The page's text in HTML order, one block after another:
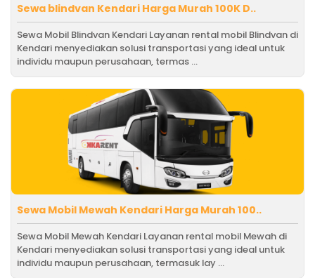
Sewa blindvan Kendari Harga Murah 100K D..
Sewa Mobil Blindvan Kendari Layanan rental mobil Blindvan di
Kendari menyediakan solusi transportasi yang ideal untuk
individu maupun perusahaan, termas ...
Sewa Mobil Mewah Kendari Harga Murah 100..
Sewa Mobil Mewah Kendari Layanan rental mobil Mewah di
Kendari menyediakan solusi transportasi yang ideal untuk
individu maupun perusahaan, termasuk lay ...